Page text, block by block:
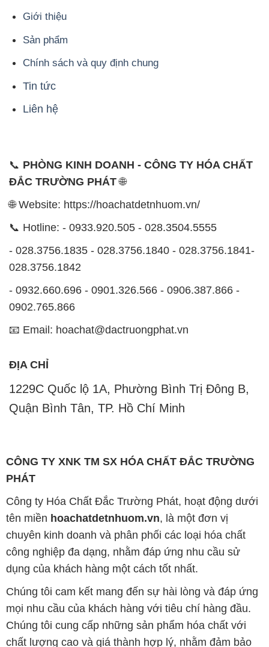
Giới thiệu
Sản phẩm
Chính sách và quy định chung
Tin tức
Liên hệ
📞 PHÒNG KINH DOANH - CÔNG TY HÓA CHẤT
ĐẮC TRƯỜNG PHÁT🌐
🌐 Website: https://hoachatdetnhuom.vn/
📞 Hotline: - 0933.920.505 - 028.3504.5555
- 028.3756.1835 - 028.3756.1840 - 028.3756.1841-
028.3756.1842
- 0932.660.696 - 0901.326.566 - 0906.387.866 -
0902.765.866
📧 Email: hoachat@dactruongphat.vn
ĐỊA CHỈ
1229C Quốc lộ 1A, Phường Bình Trị Đông B,
Quận Bình Tân, TP. Hồ Chí Minh
CÔNG TY XNK TM SX HÓA CHẤT ĐẮC TRƯỜNG
PHÁT
Công ty Hóa Chất Đắc Trường Phát, hoạt động dưới
tên miền hoachatdetnhuom.vn, là một đơn vị
chuyên kinh doanh và phân phối các loại hóa chất
công nghiệp đa dạng, nhằm đáp ứng nhu cầu sử
dụng của khách hàng một cách tốt nhất.
Chúng tôi cam kết mang đến sự hài lòng và đáp ứng
mọi nhu cầu của khách hàng với tiêu chí hàng đầu.
Chúng tôi cung cấp những sản phẩm hóa chất với
chất lượng cao và giá thành hợp lý, nhằm đảm bảo